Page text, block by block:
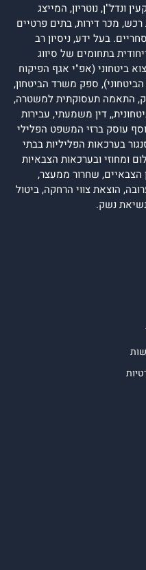
ונדל"ן, נוטריון, המייצג
מכר דירות, בתים פרטיים
בעל ידע, ניסיון רב
בתחומים של סיווג
ביטחוני (אפ"י אגף הפיקוח
ספק משרד הביטחון,
התאמה תעסוקתית למשטרה,
דין משמעתי, עבירות
עוסק ברזי המשפט הפלילי
בערכאות הפליליות בבתי
ומחוזי ובערכאות הצבאיות
הצבאיים, שחרור ממעצר,
הוצאת צווי הרחקה, ביטול
נשק.